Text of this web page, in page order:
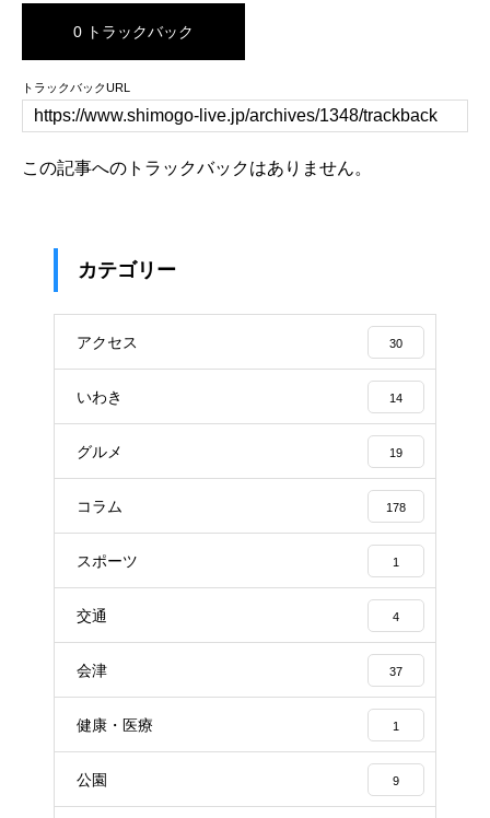
0 トラックバック
トラックバックURL
この記事へのトラックバックはありません。
カテゴリー
アクセス 30
いわき 14
グルメ 19
コラム 178
スポーツ 1
交通 4
会津 37
健康・医療 1
公園 9